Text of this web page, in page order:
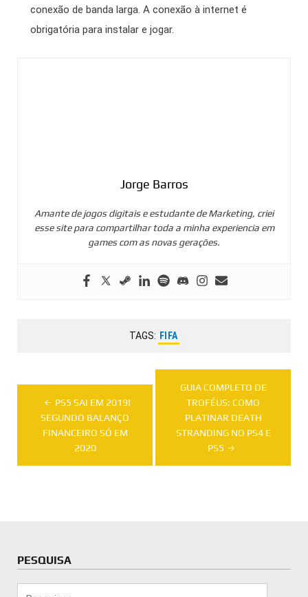
conexão de banda larga. A conexão à internet é
obrigatória para instalar e jogar.
Jorge Barros
Amante de jogos digitais e estudante de Marketing, criei
esse site para compartilhar toda a minha experiencia em
games com as novas gerações.
TAGS: FIFA
Navegação
de
Post
PS5 SAI EM 2019!
SEGUNDO BALANÇO
FINANCEIRO SÓ EM
2020
GUIA COMPLETO DE
TROFÉUS: COMO
PLATINAR DEATH
STRANDING NO PS4 E
PS5
PESQUISA